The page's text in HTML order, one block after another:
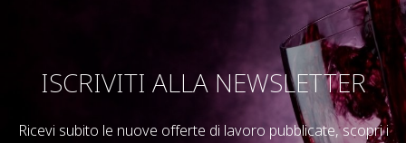
ISCRIVITI ALLA NEWSLETTER
Ricevi subito le nuove offerte di lavoro pubblicate, scopri i